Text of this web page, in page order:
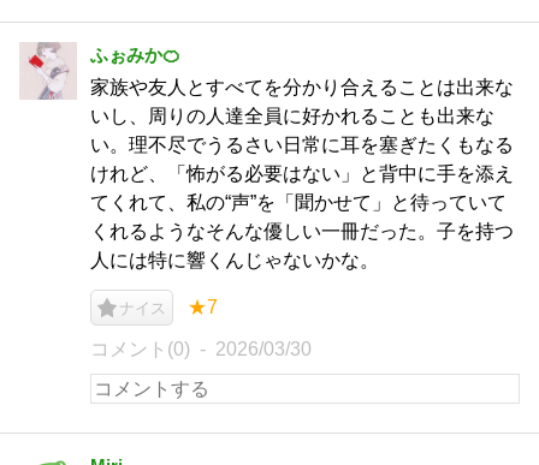
ふぉみか🍊
家族や友人とすべてを分かり合えることは出来な
いし、周りの人達全員に好かれることも出来な
い。理不尽でうるさい日常に耳を塞ぎたくもなる
けれど、「怖がる必要はない」と背中に手を添え
てくれて、私の“声”を「聞かせて」と待っていて
くれるようなそんな優しい一冊だった。子を持つ
人には特に響くんじゃないかな。
ナイス ★7
コメント(0) 2026/03/30